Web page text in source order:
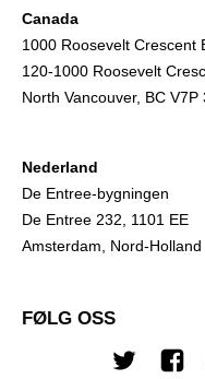
Canada
1000 Roosevelt Crescent
120-1000 Roosevelt
North Vancouver, BC V7P
Nederland
De Entree-bygningen
De Entree 232, 1101 EE
Amsterdam, Nord-Holland
FØLG OSS